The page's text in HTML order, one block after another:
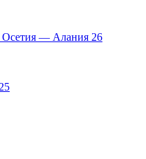
Осетия — Алания 26
25